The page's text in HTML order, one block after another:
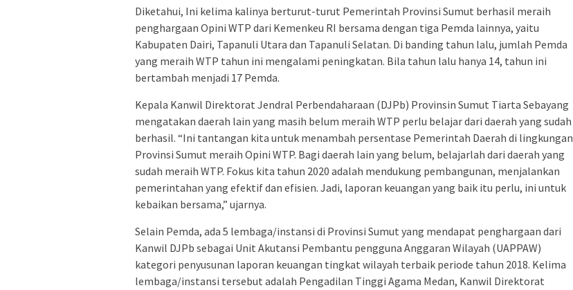
Diketahui, Ini kelima kalinya berturut-turut Pemerintah Provinsi Sumut berhasil meraih
penghargaan Opini WTP dari Kemenkeu RI bersama dengan tiga Pemda lainnya, yaitu
Kabupaten Dairi, Tapanuli Utara dan Tapanuli Selatan. Di banding tahun lalu, jumlah Pemda
yang meraih WTP tahun ini mengalami peningkatan. Bila tahun lalu hanya 14, tahun ini
bertambah menjadi 17 Pemda.
Kepala Kanwil Direktorat Jendral Perbendaharaan (DJPb) Provinsin Sumut Tiarta Sebayang
mengatakan daerah lain yang masih belum meraih WTP perlu belajar dari daerah yang sudah
berhasil. “Ini tantangan kita untuk menambah persentase Pemerintah Daerah di lingkungan
Provinsi Sumut meraih Opini WTP. Bagi daerah lain yang belum, belajarlah dari daerah yang
sudah meraih WTP. Fokus kita tahun 2020 adalah mendukung pembangunan, menjalankan
pemerintahan yang efektif dan efisien. Jadi, laporan keuangan yang baik itu perlu, ini untuk
kebaikan bersama,” ujarnya.
Selain Pemda, ada 5 lembaga/instansi di Provinsi Sumut yang mendapat penghargaan dari
Kanwil DJPb sebagai Unit Akutansi Pembantu pengguna Anggaran Wilayah (UAPPAW)
kategori penyusunan laporan keuangan tingkat wilayah terbaik periode tahun 2018. Kelima
lembaga/instansi tersebut adalah Pengadilan Tinggi Agama Medan, Kanwil Direktorat